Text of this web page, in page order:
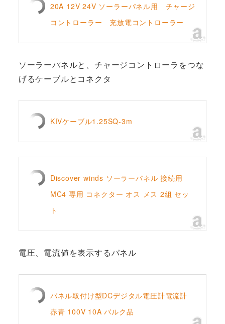
20A 12V 24V ソーラーパネル用 チャージ
コントローラー 充放電コントローラー
ソーラーパネルと、チャージコントローラをつな
げるケーブルとコネクタ
KIVケーブル1.25SQ-3m
Discover winds ソーラーパネル 接続用
MC4 専用 コネクター オス メス 2組 セッ
ト
電圧、電流値を表示するパネル
パネル取付け型DCデジタル電圧計電流計
赤青 100V 10A バルク品